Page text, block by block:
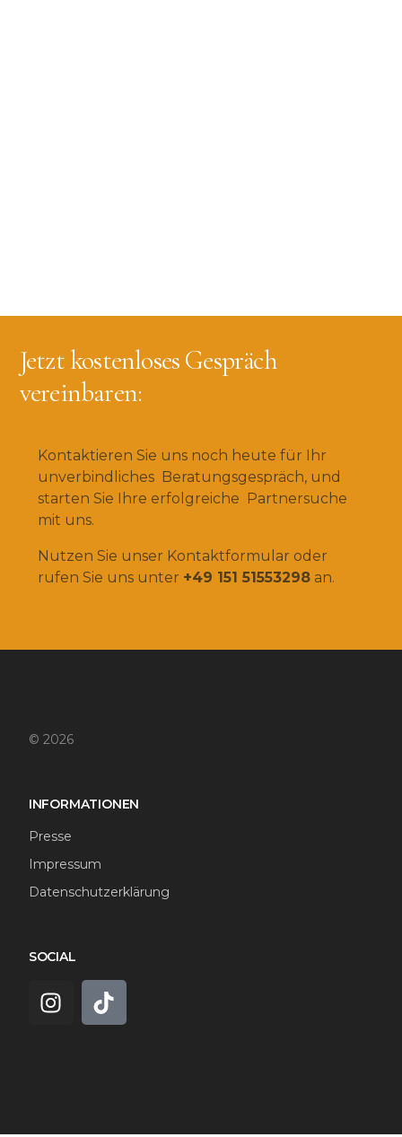
Jetzt kostenloses Gespräch
vereinbaren:
Kontaktieren Sie uns noch heute für Ihr
unverbindliches Beratungsgespräch, und
starten Sie Ihre erfolgreiche Partnersuche
mit uns.
Nutzen Sie unser Kontaktformular oder
rufen Sie uns unter +49 151 51553298an.
© 2026
INFORMATIONEN
Presse
Impressum
Datenschutzerklärung
SOCIAL